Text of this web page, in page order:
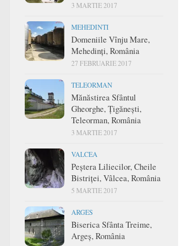
3 MARTIE 2017
MEHEDINTI
Domeniile Vînju Mare,
Mehedinți, România
27 FEBRUARIE 2017
TELEORMAN
Mănăstirea Sfântul
Gheorghe, Țigănești,
Teleorman, România
3 MARTIE 2017
VALCEA
Peștera Liliecilor, Cheile
Bistriței, Vâlcea, România
5 MARTIE 2017
ARGES
Biserica Sfânta Treime,
Argeș, România